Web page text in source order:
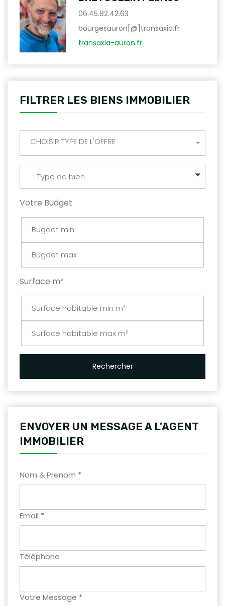
06.45.82.42.63
bourgesauron[@]transaxia.fr
transaxia-auron.fr
FILTRER LES BIENS IMMOBILIER
CHOISIR TYPE DE L'OFFRE
Type de bien
Votre Budget
Surface m²
Rechercher
ENVOYER UN MESSAGE A L'AGENT
IMMOBILIER
Nom & Prenom *
Email *
Téléphone
Votre Message *